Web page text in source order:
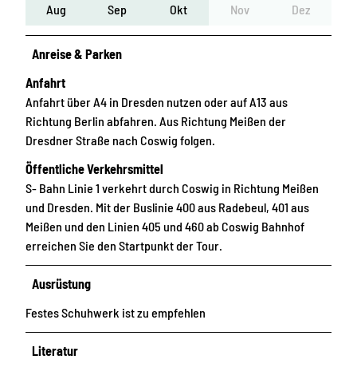
Aug Sep Okt Nov Dez
Anreise & Parken
Anfahrt
Anfahrt über A4 in Dresden nutzen oder auf A13 aus
Richtung Berlin abfahren. Aus Richtung Meißen der
Dresdner Straße nach Coswig folgen.
Öffentliche Verkehrsmittel
S- Bahn Linie 1 verkehrt durch Coswig in Richtung Meißen
und Dresden. Mit der Buslinie 400 aus Radebeul, 401 aus
Meißen und den Linien 405 und 460 ab Coswig Bahnhof
erreichen Sie den Startpunkt der Tour.
Ausrüstung
Festes Schuhwerk ist zu empfehlen
Literatur